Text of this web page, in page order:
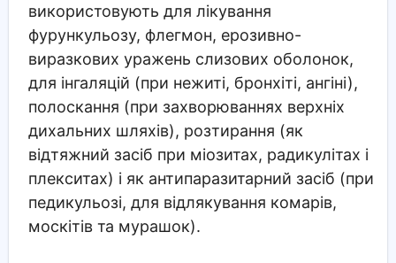
використовують для лікування
фурункульозу, флегмон, ерозивно-
виразкових уражень слизових оболонок,
для інгаляцій (при нежиті, бронхіті, ангіні),
полоскання (при захворюваннях верхніх
дихальних шляхів), розтирання (як
відтяжний засіб при міозитах, радикулітах і
плекситах) і як антипаразитарний засіб (при
педикульозі, для відлякування комарів,
москітів та мурашок).